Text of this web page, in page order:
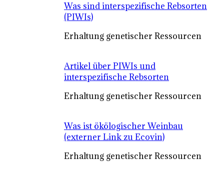
Was sind interspezifische Rebsorten
(PIWIs)
Erhaltung genetischer Ressourcen
Artikel über PIWIs und
interspezifische Rebsorten
Erhaltung genetischer Ressourcen
Was ist ökölogischer Weinbau
(externer Link zu Ecovin)
Erhaltung genetischer Ressourcen